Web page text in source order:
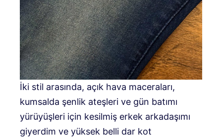
İki stil arasında, açık hava maceraları,
kumsalda şenlik ateşleri ve gün batımı
yürüyüşleri için kesilmiş erkek arkadaşımı
giyerdim ve yüksek belli dar kot